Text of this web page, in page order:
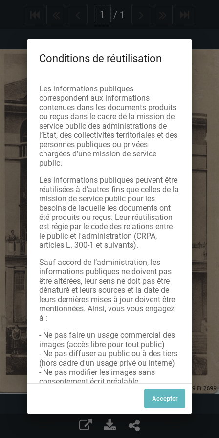
/ 1
Conditions de réutilisation
Les informations publiques
correspondent aux informations
contenues dans les documents produits
ou reçus dans le cadre de la mission de
service public des administrations de
l’Etat, des collectivités territoriales et des
personnes publiques ou privées
chargées d’une mission de service
public.
Les informations publiques peuvent être
réutilisées à d’autres fins que celles de la
mission de service public pour les
besoins de laquelle les documents ont
été produits ou reçus. Leur réutilisation
est régie par le code des relations entre
le public et l'administration (CRPA,
articles L. 300-1 et suivants).
Sauf accord de l’administration, les
informations publiques ne doivent pas
être altérées, leur sens ne doit pas être
dénaturé et leurs sources et la date de
leurs dernières mises à jour doivent être
mentionnées. Ainsi, vous vous engagez
à :
- Ne pas faire un usage commercial des
images (accès libre pour tout public)
- Ne pas diffuser au public ou à des tiers
(hors cadre d'un usage privé ou interne)
- Ne pas modifier les images sans
consentement écrit préalable
Dans le cas contraire, nous vous invitons
à nous contacter afin de solliciter le type
de Licence souhaitée parmi celles
proposées et le cas échéant, acquitter